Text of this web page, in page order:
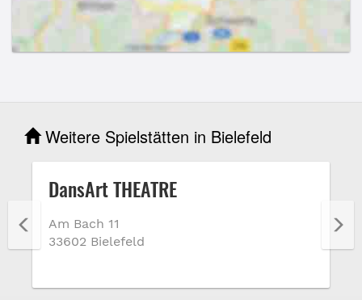
Weitere Spielstätten in Bielefeld
DansArt THEATRE
Am Bach 11
33602 Bielefeld